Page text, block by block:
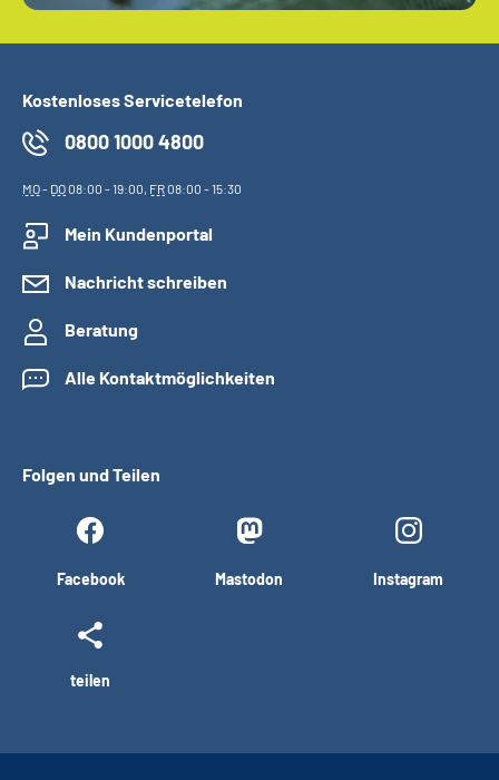
Kostenloses Servicetelefon
0800 1000 4800
MO- DO08:00 - 19:00, FR08:00 - 15:30
Mein Kundenportal
Nachricht schreiben
Beratung
Alle Kontaktmöglichkeiten
Folgen und Teilen
Facebook Mastodon Instagram
teilen